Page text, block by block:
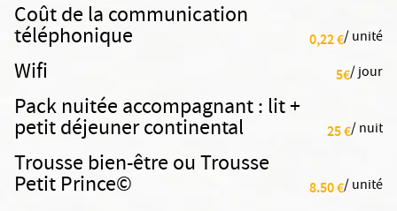
Coût de la communication
téléphonique 0,22 €/ unité
Wifi 5€/ jour
Pack nuitée accompagnant : lit +
petit déjeuner continental 25 €/ nuit
Trousse bien-être ou Trousse
Petit Prince© 8.50 €/ unité